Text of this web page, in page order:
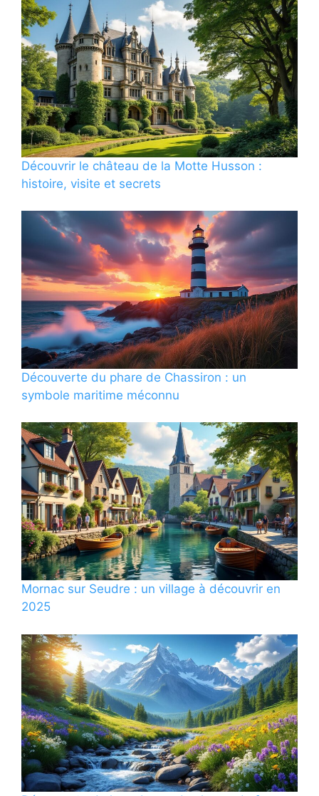
Découvrir le château de la Motte Husson :
histoire, visite et secrets
Découverte du phare de Chassiron : un
symbole maritime méconnu
Mornac sur Seudre : un village à découvrir en
2025